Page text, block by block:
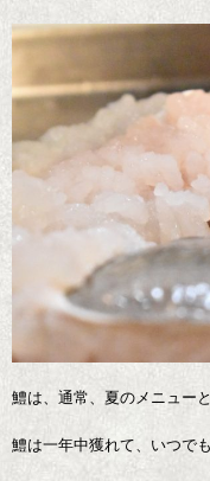
鱧は、通常、夏のメニュー
鱧は一年中獲れて、いつで